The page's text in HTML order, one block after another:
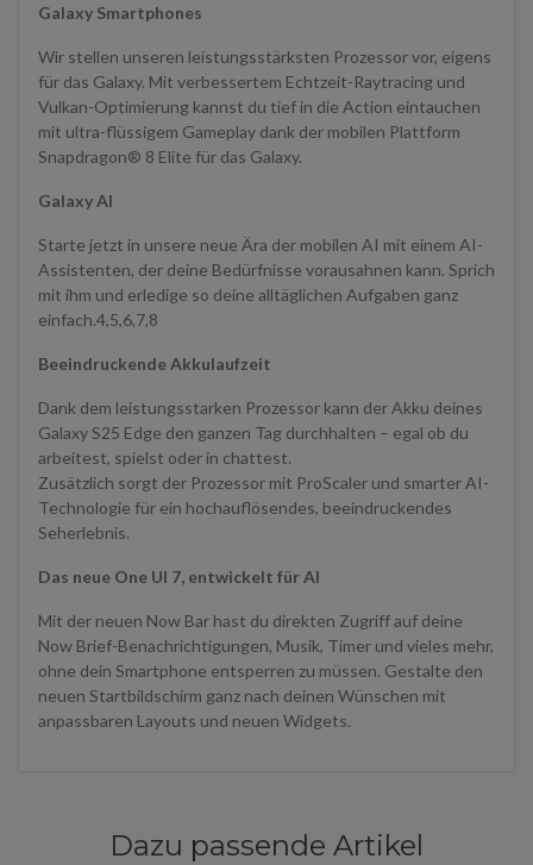
Galaxy Smartphones
Wir stellen unseren leistungsstärksten Prozessor vor, eigens
für das Galaxy. Mit verbessertem Echtzeit-Raytracing und
Vulkan-Optimierung kannst du tief in die Action eintauchen
mit ultra-flüssigem Gameplay dank der mobilen Plattform
Snapdragon® 8 Elite für das Galaxy.
Galaxy AI
Starte jetzt in unsere neue Ära der mobilen AI mit einem AI-
Assistenten, der deine Bedürfnisse vorausahnen kann. Sprich
mit ihm und erledige so deine alltäglichen Aufgaben ganz
einfach.4,5,6,7,8
Beeindruckende Akkulaufzeit
Dank dem leistungsstarken Prozessor kann der Akku deines
Galaxy S25 Edge den ganzen Tag durchhalten – egal ob du
arbeitest, spielst oder in chattest.
Zusätzlich sorgt der Prozessor mit ProScaler und smarter AI-
Technologie für ein hochauflösendes, beeindruckendes
Seherlebnis.
Das neue One UI 7, entwickelt für AI
Mit der neuen Now Bar hast du direkten Zugriff auf deine
Now Brief-Benachrichtigungen, Musik, Timer und vieles mehr,
ohne dein Smartphone entsperren zu müssen. Gestalte den
neuen Startbildschirm ganz nach deinen Wünschen mit
anpassbaren Layouts und neuen Widgets.
Dazu passende Artikel